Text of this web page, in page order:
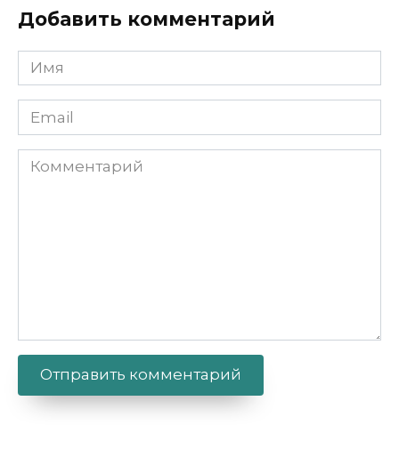
Добавить комментарий
Имя
Email
Комментарий